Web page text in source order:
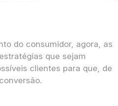
do consumidor, agora, as
que sejam
clientes para que, de